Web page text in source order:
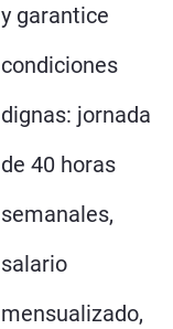
y garantice
condiciones
dignas: jornada
de 40 horas
semanales,
salario
mensualizado,